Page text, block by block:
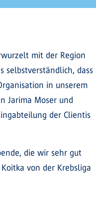
mit der Region
selbstverständlich, dass
in unserem
Jarima Moser und
der Clientis
die wir sehr gut
von der Krebsliga